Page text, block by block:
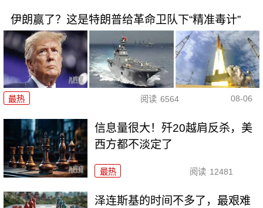
伊朗赢了？这是特朗普给革命卫队下“精准毒计”
最热 阅读 6564 08-06
信息量很大！歼20越肩反杀，美
西方都不淡定了
最热 阅读 12481
泽连斯基的时间不多了，最艰难